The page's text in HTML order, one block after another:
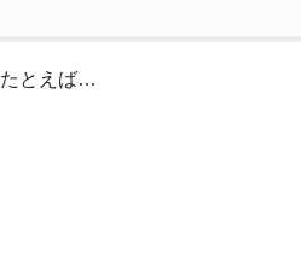
たとえば…